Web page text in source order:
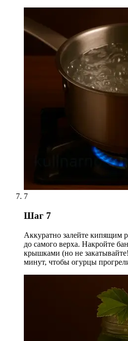
7
Шаг 7
Аккуратно залейте кипящим
до самого верха. Накройте
крышками (но не
минут, чтобы огурцы